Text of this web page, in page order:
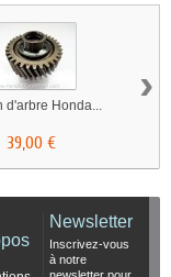
d'arbre Honda...
39,00 €
›
Newsletter
Inscrivez-vous
à notre